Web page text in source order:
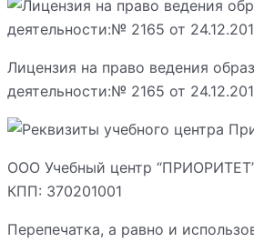
Лицензия на право ведения
деятельности:№ 2165 от
ООО Учебный центр
КПП: 370201001
Перепечатка, а равно и